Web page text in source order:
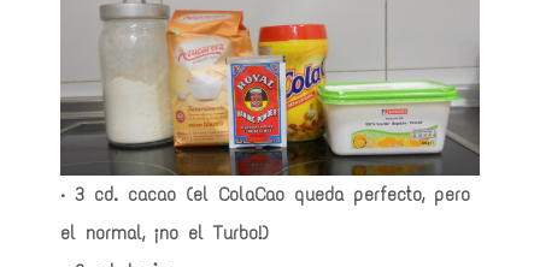
· 3 cd. cacao (el ColaCao queda perfecto, pero
el normal, ¡no el Turbo!)